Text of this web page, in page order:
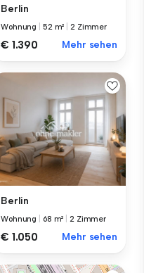
Berlin
Wohnung 52 m² 2 Zimmer
€ 1.390 Mehr sehen
Berlin
Wohnung 68 m² |2 Zimmer
€ 1.050 Mehr sehen